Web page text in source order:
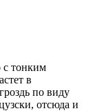
с тонким
в
по виду
отсюда и